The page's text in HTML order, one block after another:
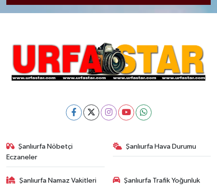
Şanlıurfa Nöbetçi
Eczaneler
Şanlıurfa Hava Durumu
Şanlıurfa Namaz Vakitleri
Şanlıurfa Trafik Yoğunluk